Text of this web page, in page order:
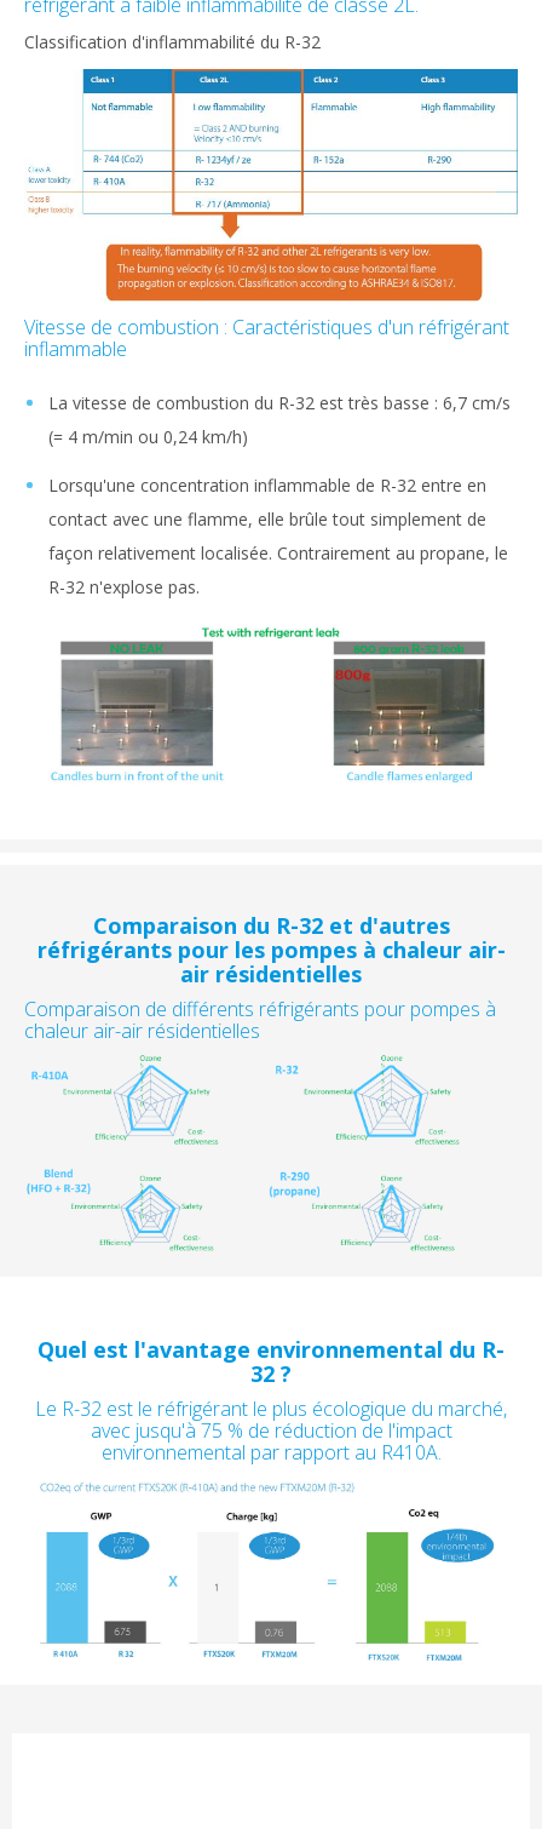
Classification d'inflammabilité du R-32
Vitesse de combustion : Caractéristiques d'un réfrigérant
inflammable
La vitesse de combustion du R-32 est très basse : 6,7 cm/s
(= 4 m/min ou 0,24 km/h)
Lorsqu'une concentration inflammable de R-32 entre en
contact avec une flamme, elle brûle tout simplement de
façon relativement localisée. Contrairement au propane, le
R-32 n'explose pas.
Comparaison du R-32 et d'autres
réfrigérants pour les pompes à chaleur air-
air résidentielles
Comparaison de différents réfrigérants pour pompes à
chaleur air-air résidentielles
Quel est l'avantage environnemental du R-
32 ?
Le R-32 est le réfrigérant le plus écologique du marché,
avec jusqu'à 75 % de réduction de l'impact
environnemental par rapport au R410A.